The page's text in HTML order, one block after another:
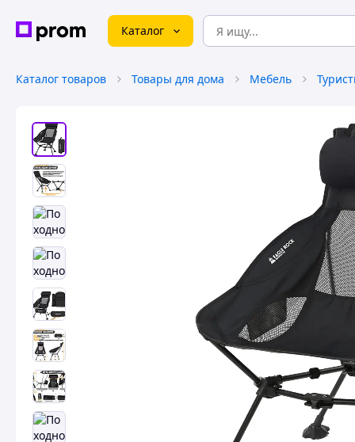
Каталог
Каталог товаров Товары для дома Мебель